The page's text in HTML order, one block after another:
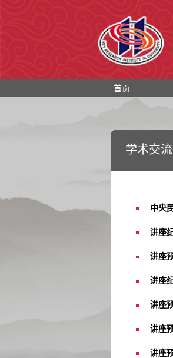
首页
学术交流
中央
讲座
讲座
讲座
讲座
讲座
讲座